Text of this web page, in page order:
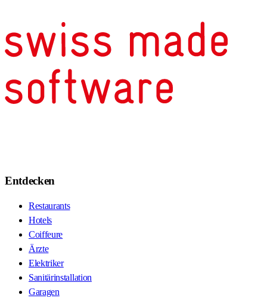
Entdecken
Restaurants
Hotels
Coiffeure
Ärzte
Elektriker
Sanitärinstallation
Garagen